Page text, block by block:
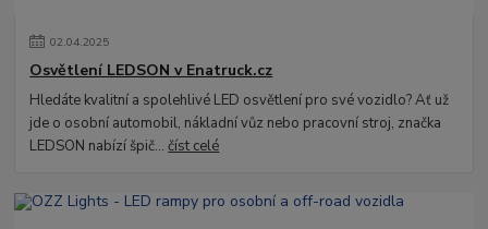
02.04.2025
Osvětlení LEDSON v Enatruck.cz
Hledáte kvalitní a spolehlivé LED osvětlení pro své vozidlo? Ať už
jde o osobní automobil, nákladní vůz nebo pracovní stroj, značka
LEDSON nabízí špič...číst celé